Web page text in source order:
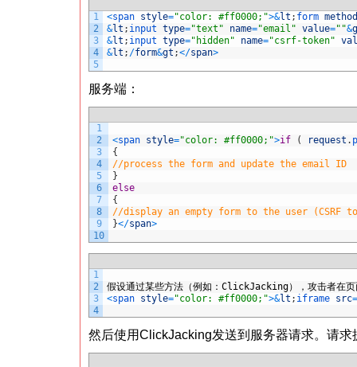
1
2
3
4
5
<span style="color: #ff0000;">&lt ; form method
&lt ; input type="text" name="email" value=""&
&lt ; input type="hidden" name="csrf-token"
&lt ; /form&gt ;</span>
服务端：
1
2
3
4
5
6
7
8
9
10
<span style="color: #ff0000;">if ( request .
{
//process the form and update the email ID
}
else
{
//display an empty form to the user (CSRF
}</span>
1
2
3
4
假设通过某些方法（例如： ClickJacking），攻击者在
<span style="color: #ff0000;">&lt ; iframe src=
然后使用ClickJacking发送到服务器请求。请求